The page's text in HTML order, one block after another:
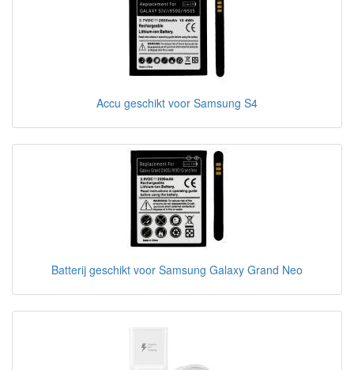
Accu geschikt voor Samsung S4
Batterij geschikt voor Samsung Galaxy Grand Neo